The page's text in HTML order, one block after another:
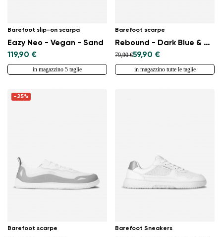
Barefoot slip-on scarpa
Eazy Neo - Vegan - Sand
119,90 €
in magazzino 5 taglie
Barefoot scarpe
Rebound - Dark Blue & White
79,90 €59,90 €
in magazzino tutte le taglie
-25%
Barefoot scarpe Barefoot Sneakers